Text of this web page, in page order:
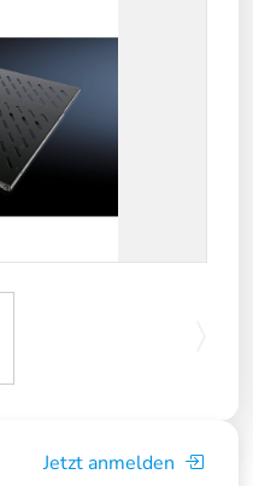
Jetzt anmelden